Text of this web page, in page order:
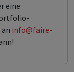
eine
info@faire-